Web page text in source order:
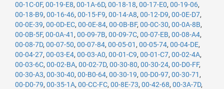
00-1C-0F, 00-19-E8, 00-1A-6D, 00-18-18, 00-17-E0, 00-19-06,
00-18-B9, 00-16-46, 00-15-F9, 00-14-A8, 00-12-D9, 00-0E-D7,
00-0E-39, 00-0D-EC, 00-0E-84, 00-0B-BF, 00-0C-30, 00-0A-8B,
00-0B-5F, 00-0A-41 , 00-09-7B, 00-09-7C, 00-07-EB, 00-08-A4,
00-08-7D, 00-07-50, 00-07-84, 00-05-01 , 00-05-74, 00-04-DE,
00-04-27, 00-03-E4, 00-03-A0, 00-01-C9, 00-01-C7, 00-02-4A,
00-03-6C, 00-02-BA, 00-02-7D, 00-30-80, 00-30-24, 00-D0-FF,
00-30-A3, 00-30-40, 00-B0-64, 00-30-19, 00-D0-97, 00-30-71 ,
00-D0-79, 00-35-1A, 00-CC-FC, 00-8E-73, 00-42-68, 00-3A-7D,